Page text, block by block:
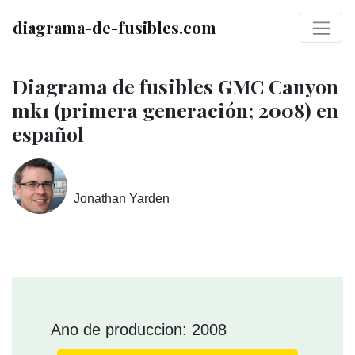
diagrama-de-fusibles.com
Diagrama de fusibles GMC Canyon
mk1 (primera generación; 2008) en
español
Jonathan Yarden
Ano de produccion: 2008